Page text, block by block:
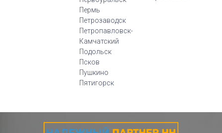
Пермь
Петрозаводск
Петропавловск-
Камчатский
Подольск
Псков
Пушкино
Пятигорск